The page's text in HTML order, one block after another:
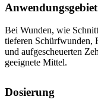
Anwendungsgebiet
Bei Wunden, wie
tieferen Schürfwunden,
und aufgescheuerten
geeignete Mittel.
Dosierung